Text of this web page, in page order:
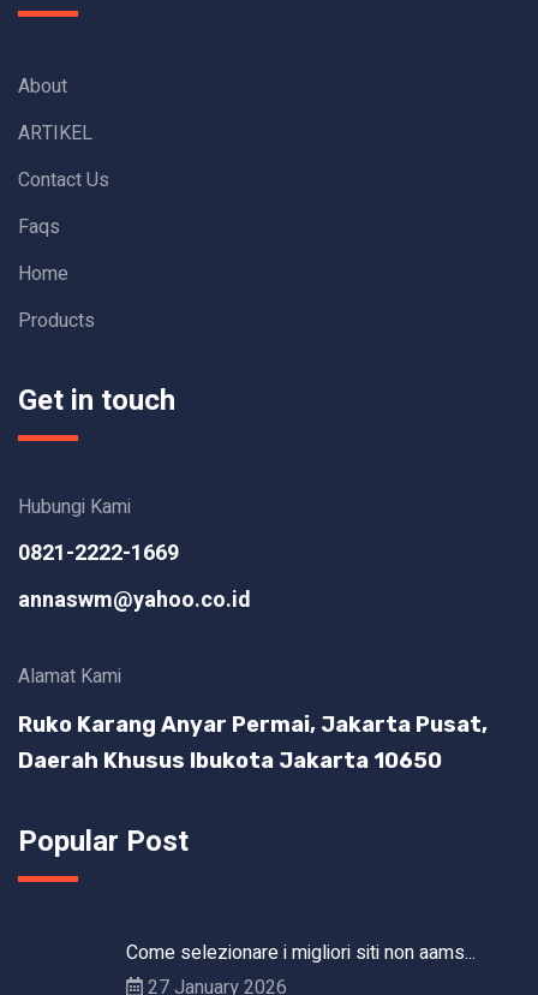
About
ARTIKEL
Contact Us
Faqs
Home
Products
Get in touch
Hubungi Kami
0821-2222-1669
annaswm@yahoo.co.id
Alamat Kami
Ruko Karang Anyar Permai, Jakarta Pusat,
Daerah Khusus Ibukota Jakarta 10650
Popular Post
Come selezionare i migliori siti non aams...
27 January 2026